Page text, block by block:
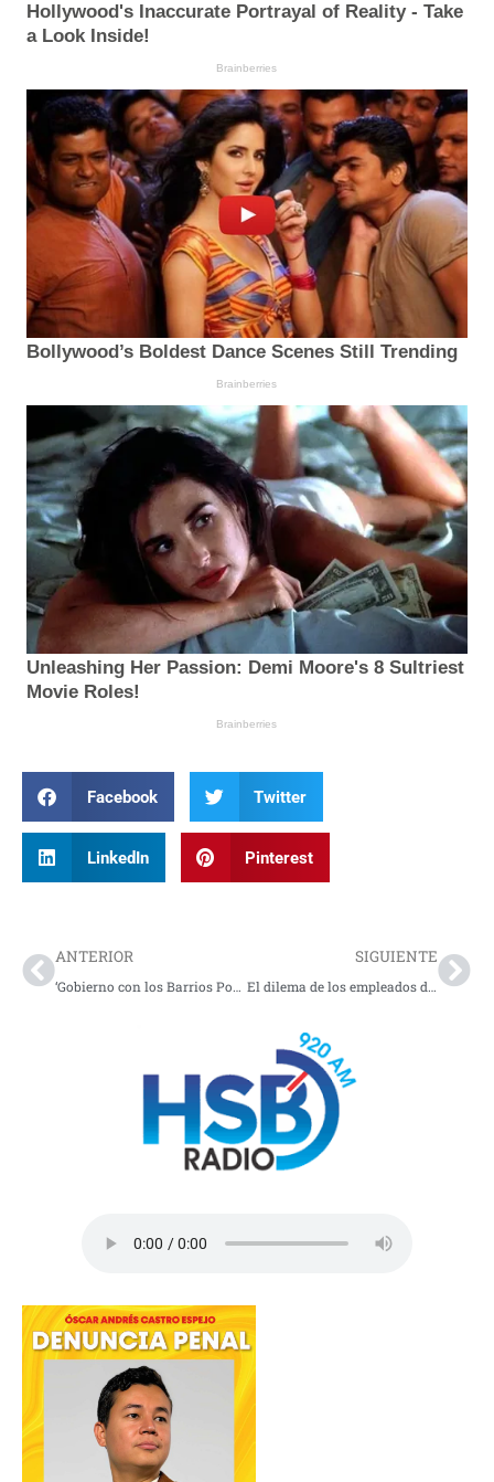
Facebook Twitter
LinkedIn Pinterest
ANTERIOR
‘Gobierno con los Barrios Populares’, nueva propuesta del Gobierno Petro
SIGUIENTE
El dilema de los empleados despedidos de General Motors tras la intervención del Ministerio